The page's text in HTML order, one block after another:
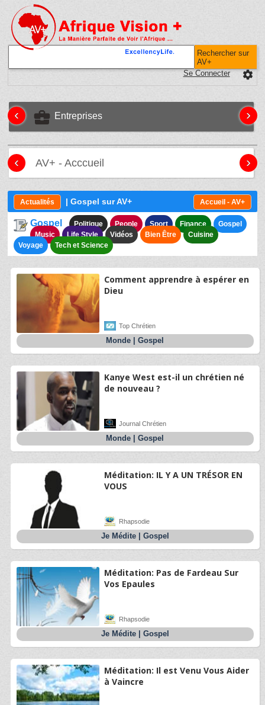
Rechercher sur
AV+
settings
Se Connecter
business_center Entreprises
‹ ›
AV+ - Acccueil
‹ ›
Actualités | Gospel sur AV+ Accueil - AV+
Gospel Politique People Sport Finance
Gospel
Music
Life Style Vidéos Bien Être
Cuisine
Voyage
Tech et Science
Comment apprendre à espérer en
Dieu
Top Chrétien
Monde |Gospel
Kanye West est-il un chrétien né
de nouveau ?
Journal Chrétien
Monde |Gospel
Méditation: IL Y A UN TRÉSOR EN
VOUS
Rhapsodie
Je Médite| Gospel
Méditation: Pas de Fardeau Sur
Vos Epaules
Rhapsodie
Je Médite| Gospel
Méditation: Il est Venu Vous Aider
à Vaincre